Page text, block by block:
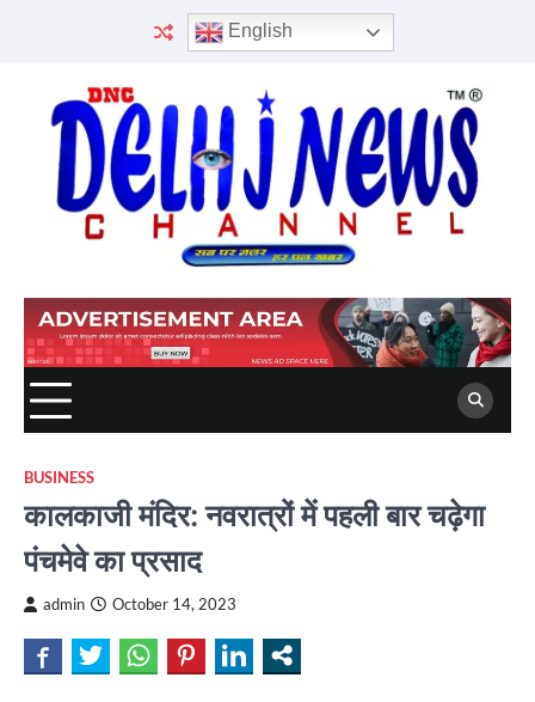
English
BUSINESS
कालकाजी मंदिर: नवरात्रों में पहली बार चढ़ेगा
पंचमेवे का प्रसाद
admin October 14, 2023